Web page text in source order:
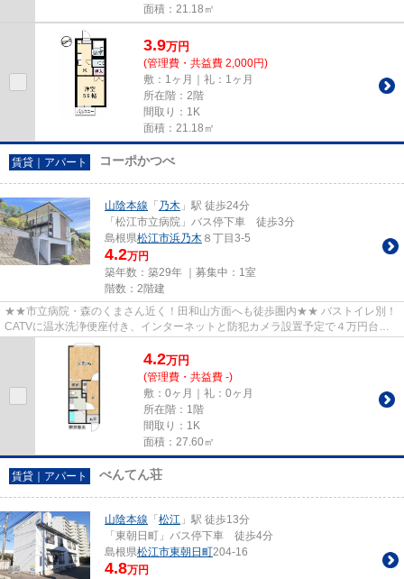
面積：21.18㎡
3.9万円
(管理費・共益費 2,000円)
敷：1ヶ月｜礼：1ヶ月
所在階：2階
間取り：1K
面積：21.18㎡
賃貸｜アパート コーポかつべ
山陰本線 「 乃木 」駅 徒歩24分
「松江市立病院」バス停下車 徒歩3分
島根県松江市浜乃木 ８丁目3-5
4.2万円
築年数：築29年 ｜募集中： 1室
階数：2階建
★★市立病院・森のくまさん近く！田和山方面へも徒歩圏内★★ バストイレ別！
CATVに温水洗浄便座付き、インターネットと防犯カメラ設置予定で４万円台。
しかも女性に人気♪独立洗面台付な...
4.2万円
(管理費・共益費 -)
敷：0ヶ月｜礼：0ヶ月
所在階：1階
間取り：1K
面積：27.60㎡
賃貸｜アパート べんてん荘
山陰本線 「 松江 」駅 徒歩13分
「東朝日町」バス停下車 徒歩4分
島根県松江市東朝日町204-16
4.8万円